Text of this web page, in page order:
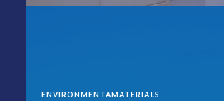
ENVIRONMENTAMATERIALS